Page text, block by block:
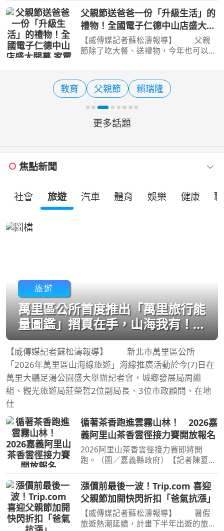
許多男性長期肩負家庭、工作與經濟責
任，習慣將壓力放在心裡、不輕易向他
人傾訴，容易成為被忽
父親節送爸爸一份「升級生活」的
禮物！全國電子仁德中山店盛大開
幕 家電9折、滿千抽好禮
【威傳媒記者蘇松濤報導】 父親
節除了吃大餐、送禮物，今年也可以替
店」於8月7日盛大開幕，適逢父親節檔
期，8月7日至8月11日推出
教育 父親節 賴瑞隆
更多話題
焦點新聞
社會 旅遊 汽車 體育 娛樂 健康
旅遊
萬里區公所首度推出「萬里旅行能
量圖鑑」摺頁在手，山海我有！一
起去旅行
【威傳媒記者蘇松濤報導】 新北市萬里區公所
「2026年萬里區山海線旅遊」海線推廣活動於今(7)日在
萬里大鵬足湯公園盛大舉辦記者會，城鄉發展局周繼
組、觀光旅遊局莊榮哲2位副局長、3位市政顧問、在地
仕
循著茶香跑進雲霧山林！ 2026嘉
義阿里山茶香雲徑接力賽開放報名
2026阿里山茶香雲徑接力賽即將開
跑。（圖／嘉義縣政府）【記者陳夏恩
和森林鐵道，今年還多了一個讓人想立
刻安排旅行的理由。嘉義縣推出全新升
級的「2026阿里山茶香雲徑
漲價前最後一波！Trip.com 喜迎
父親節加開快閃折扣「爸氣抗漲」
【威傳媒記者蘇松濤報導】 暑假
旅遊熱潮延續，計畫下半年出遊的旅客